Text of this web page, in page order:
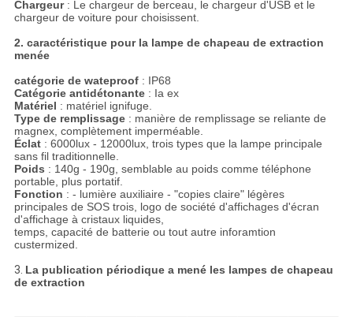
Chargeur : Le chargeur de berceau, le chargeur d'USB et le
chargeur de voiture pour choisissent.
2. caractéristique pour la lampe de chapeau de extraction
menée
catégorie de wateproof : IP68
Catégorie antidétonante : Ia ex
Matériel : matériel ignifuge.
Type de remplissage : manière de remplissage se reliante de
magnex, complètement imperméable.
Éclat : 6000lux - 12000lux, trois types que la lampe principale
sans fil traditionnelle.
Poids : 140g - 190g, semblable au poids comme téléphone
portable, plus portatif.
Fonction : - lumière auxiliaire - "copies claire" légères
principales de SOS trois, logo de société d'affichages d'écran
d'affichage à cristaux liquides,
temps, capacité de batterie ou tout autre inforamtion
custermized.
3. La publication périodique a mené les lampes de chapeau
de extraction